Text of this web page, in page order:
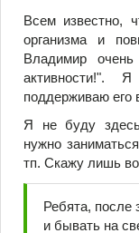
Всем известно,
организма и
Владимир
активности!".
поддерживаю его
Я не буду
нужно
тп. Скажу лишь
Ребята, после
и бывать на